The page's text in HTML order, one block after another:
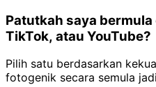
Patutkah saya
TikTok, atau YouTube?
Pilih satu berdasarkan
fotogenik secara semula